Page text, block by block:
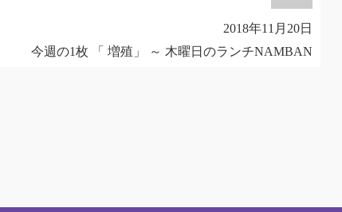
2018年11月20日
今週の1枚 「 増殖」 ～ 木曜日のランチNAMBAN